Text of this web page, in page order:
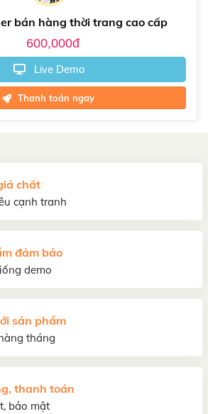
bán hàng thời trang cao cấp
600,000đ
Live Demo
Thanh toán ngay
chất
cạnh tranh
đảm bảo
demo
sản phẩm
tháng
thanh toán
bảo mật